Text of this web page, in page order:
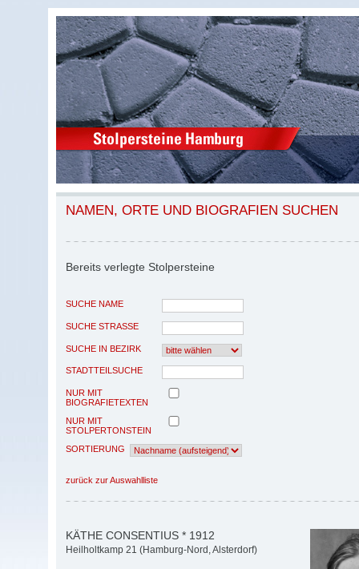
NAMEN, ORTE UND BIOGRAFIEN SUCHEN
Bereits verlegte Stolpersteine
SUCHE NAME
SUCHE STRASSE
SUCHE IN BEZIRK
STADTTEILSUCHE
NUR MIT
BIOGRAFIETEXTEN
NUR MIT
STOLPERTONSTEIN
SORTIERUNG
zurück zur Auswahlliste
KÄTHE CONSENTIUS * 1912
Heilholtkamp 21 (Hamburg-Nord, Alsterdorf)